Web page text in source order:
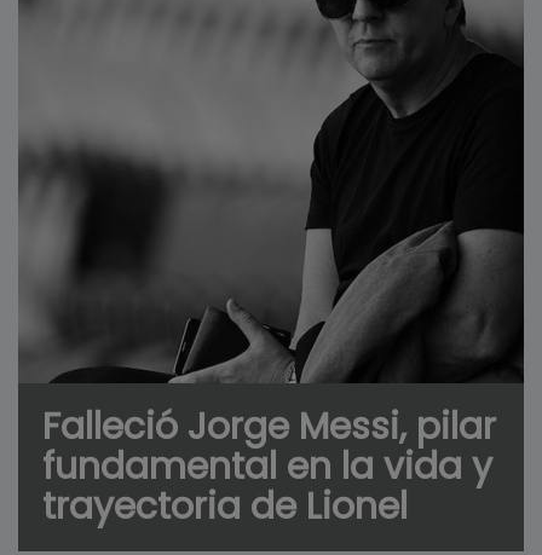
Falleció Jorge Messi, pilar
fundamental en la vida y
trayectoria de Lionel